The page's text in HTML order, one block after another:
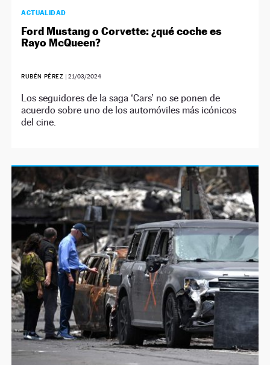
ACTUALIDAD
Ford Mustang o Corvette: ¿qué coche es
Rayo McQueen?
RUBÉN PÉREZ |21/03/2024
Los seguidores de la saga ‘Cars’ no se ponen de
acuerdo sobre uno de los automóviles más icónicos
del cine.